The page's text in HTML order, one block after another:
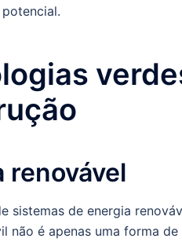
renovável
sistemas de energia
não é apenas uma forma